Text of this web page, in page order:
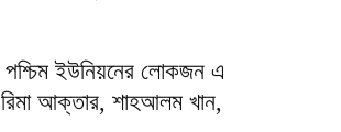
পশ্চিম ইউনিয়নের লোকজন এ
আক্তার, শাহআলম খান,